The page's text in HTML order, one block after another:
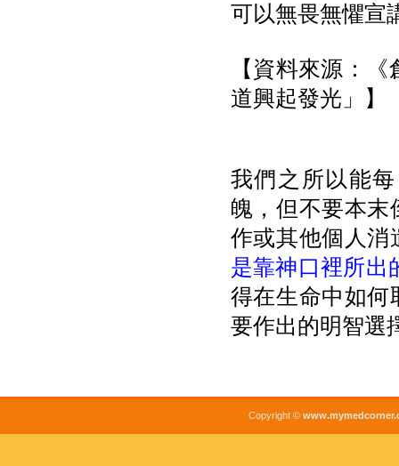
可以無畏無懼宣
【資料來源：
道興起發光」】
我們之所以能
魄，但不要本末
作或其他個人消
是靠神口裡所出
得在生命中如何
要作出的明智選
Copyright ©